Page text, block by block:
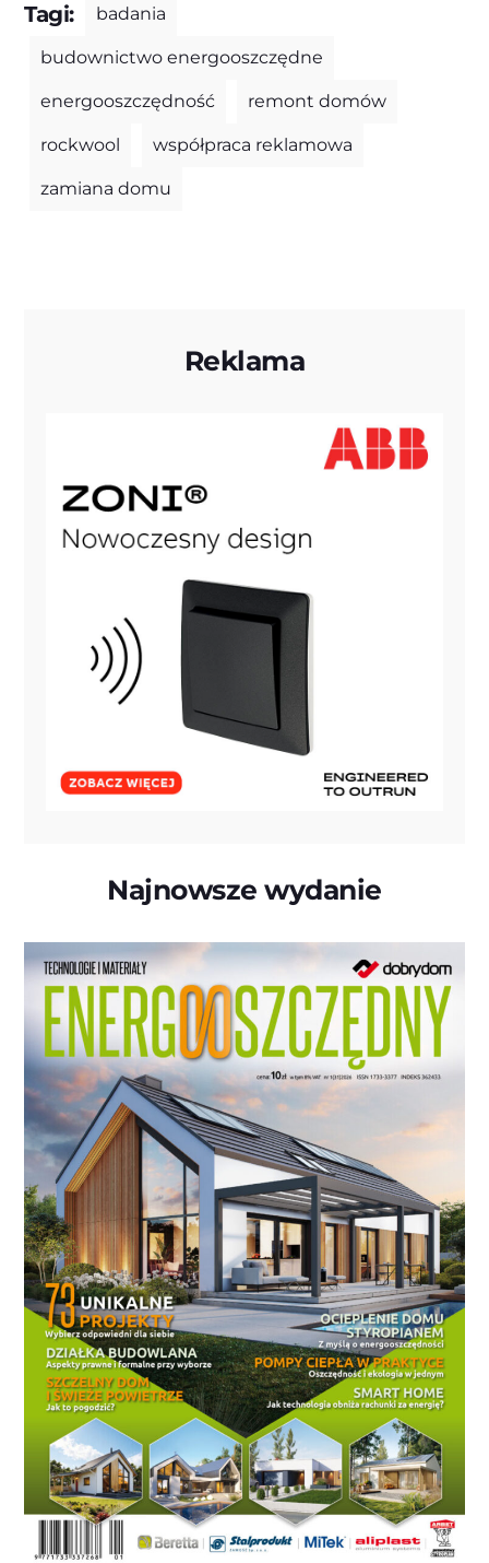
Tagi: badania
budownictwo energooszczędne
energooszczędność remont domów
rockwool współpraca reklamowa
zamiana domu
Reklama
Najnowsze wydanie